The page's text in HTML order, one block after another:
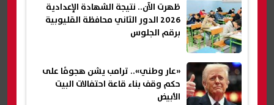
ظهرت الآن.. نتيجة الشهادة الإعدادية
2026 الدور الثاني محافظة القليوبية
برقم الجلوس
«عار وطني».. ترامب يشن هجومًا على
حكم وقف بناء قاعة احتفالات البيت
الأبيض